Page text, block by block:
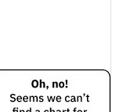
1.51%